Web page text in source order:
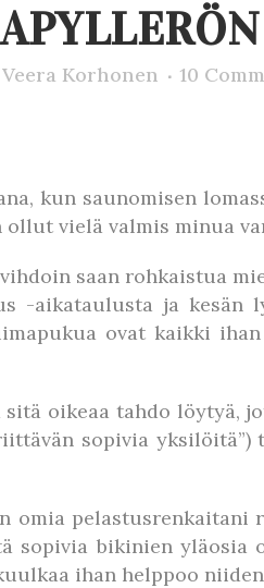
Veera Korhonen 10
kun saunomisen
vielä valmis minua
saan rohkaistua
-aikataulusta ja kesän
ovat kaikki
oikeaa tahdo
sopivia
pelastusrenkaitani
bikinien yläosia
ihan helppoo